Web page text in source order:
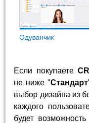
Одуванчик
Если покупаете
не ниже "Стандарт
выбор дизайна из
каждого
будет